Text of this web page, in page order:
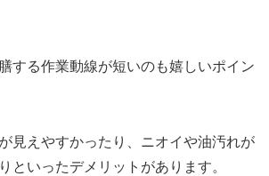
する作業動線が短いのも嬉しいポイン
見えやすかったり、ニオイや油汚れが
といったデメリットがあります。